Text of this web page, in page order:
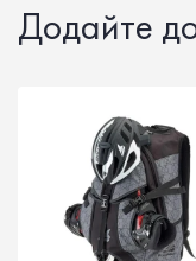
Додайте